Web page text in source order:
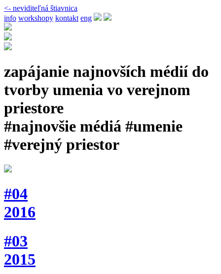
<- neviditeľná štiavnica
info workshopy kontakt eng
zapájanie najnovších médií do
tvorby umenia vo verejnom
priestore
#najnovšie médiá #umenie
#verejný priestor
#04
2016
#03
2015